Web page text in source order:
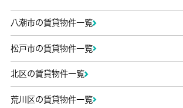
八潮市の賃貸物件一覧
松戸市の賃貸物件一覧
北区の賃貸物件一覧
荒川区の賃貸物件一覧